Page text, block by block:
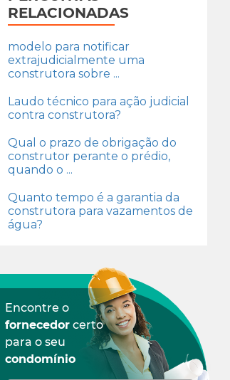
RELACIONADAS
modelo para notificar
extrajudicialmente uma
construtora sobre ...
Laudo técnico para ação judicial
contra construtora?
Qual o prazo de obrigação do
construtor perante o prédio,
quando o ...
Quanto tempo é a garantia da
construtora para vazamentos de
água?
Encontre o
fornecedor certo
para o seu
condomínio